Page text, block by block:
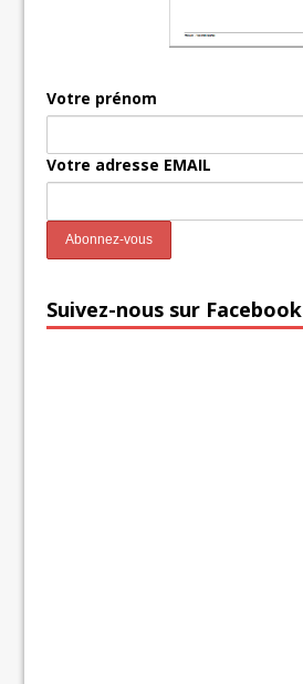
Votre prénom
Votre adresse EMAIL
Suivez-nous sur Facebook